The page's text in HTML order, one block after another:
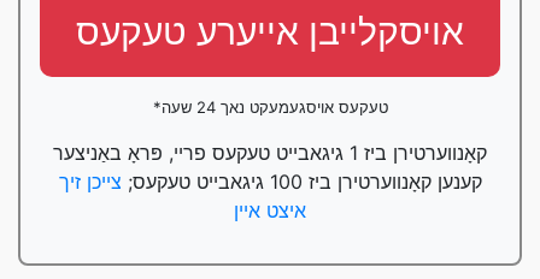
אויסקלייבן אייערע טעקעס
*טעקעס אויסגעמעקט נאך 24 שעה
קאָנווערטירן ביז 1 גיגאבייט טעקעס פריי, פּראָ באַניצער
קענען קאָנווערטירן ביז 100 גיגאבייט טעקעס;
צייכן זיך
איצט איין